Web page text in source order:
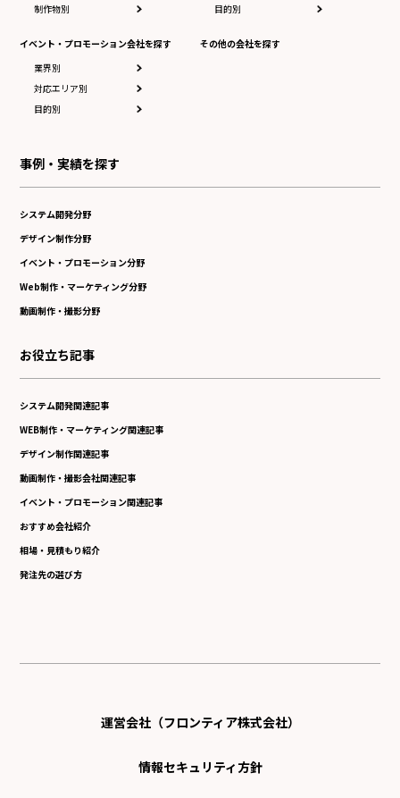
制作物別
イベント・プロモーション会社を探す
業界別
対応エリア別
目的別
目的別
その他の会社を探す
事例・実績を探す
システム開発分野
デザイン制作分野
イベント・プロモーション分野
Web制作・マーケティング分野
動画制作・撮影分野
お役立ち記事
システム開発関連記事
WEB制作・マーケティング関連記事
デザイン制作関連記事
動画制作・撮影会社関連記事
イベント・プロモーション関連記事
おすすめ会社紹介
相場・見積もり紹介
発注先の選び方
運営会社（フロンティア株式会社）
情報セキュリティ方針